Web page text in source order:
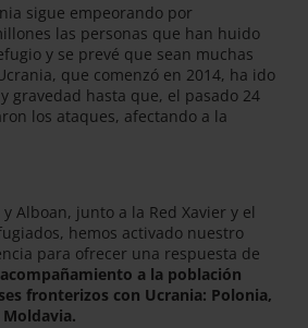
sigue empeorando por
las personas que han huido
y se prevé que sean muchas
que comenzó en 2014, ha ido
gravedad hasta que, el pasado 24
los ataques, afectando a la
Alboan, junto a la Red Xavier y el
hemos activado nuestro
para ofrecer una respuesta de
a la población
fronterizos con Ucrania: Polonia,